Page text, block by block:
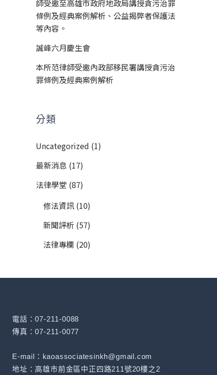
師受邀至高雄市政府地政局講授貪污治罪
條例及經典案例解析、公益揭弊者保護法
等內容。
誠峰六月慶生會
本所范律師受邀內政部移民署講授貪污治
罪條例及經典案例解析
分類
Uncategorized (1)
最新消息 (17)
法律學堂 (87)
修法資訊 (10)
新聞評析 (57)
法律專欄 (20)
電話：07-211-0088
傳真：07-211-0077
E-mail：kaoassociatesinkh@gmail.com
地址：高雄市前金區中正四路211號20樓之2